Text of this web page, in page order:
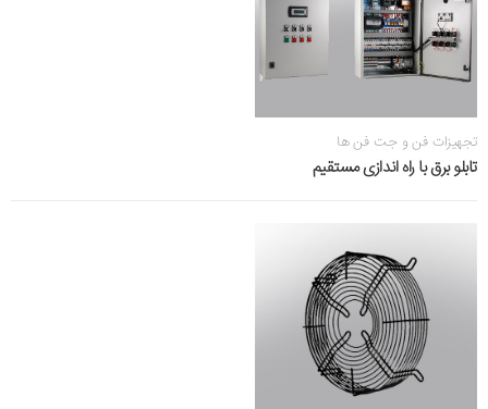
تجهیزات فن و جت فن ها
تابلو برق با راه اندازی مستقیم